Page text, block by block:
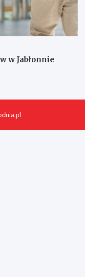
w Jabłonnie